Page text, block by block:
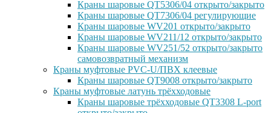
Краны шаровые QT5306/04 открыто/закрыто
Краны шаровые QT7306/04 регулирующие
Краны шаровые WV201 открыто/закрыто
Краны шаровые WV211/12 открыто/закрыто
Краны шаровые WV251/52 открыто/закрыто
самовозвратный механизм
Краны муфтовые PVC-U/ПВХ клеевые
Краны шаровые QT9008 открыто/закрыто
Краны муфтовые латунь трёхходовые
Краны шаровые трёхходовые QT3308 L-port